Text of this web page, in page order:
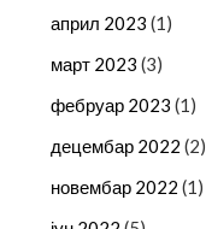
април 2023 (1)
март 2023 (3)
фебруар 2023 (1)
децембар 2022 (2)
новембар 2022 (1)